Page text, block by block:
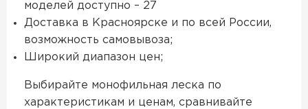
моделей доступно – 27
Доставка в Красноярске и по всей России,
возможность самовывоза;
Широкий диапазон цен;
Выбирайте монофильная леска по
характеристикам и ценам, сравнивайте